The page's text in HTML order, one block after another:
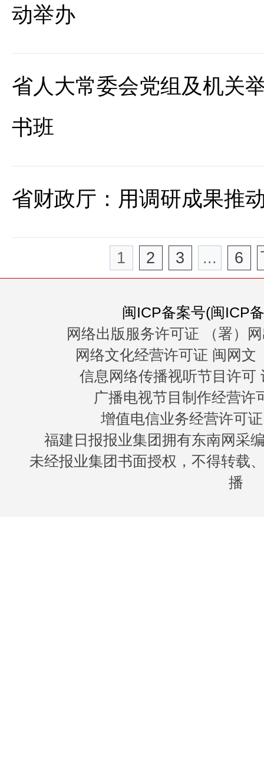
动举办
省人大常委会党组及机关
书班
省财政厅：用调研成果推
1 2 3 ... 6
闽ICP备案号(闽ICP
网络出版服务许可证 （署）
网络文化经营许可证 闽网文
信息网络传播视听节目许可
广播电视节目制作经营许
增值电信业务经营许可
福建日报报业集团拥有东南网采
未经报业集团书面授权，不得转载
播